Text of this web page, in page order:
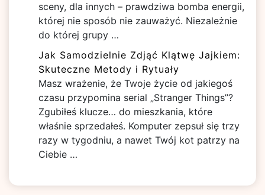
sceny, dla innych – prawdziwa bomba energii,
której nie sposób nie zauważyć. Niezależnie
do której grupy …
Jak Samodzielnie Zdjąć Klątwę Jajkiem:
Skuteczne Metody i Rytuały
Masz wrażenie, że Twoje życie od jakiegoś
czasu przypomina serial „Stranger Things”?
Zgubiłeś klucze… do mieszkania, które
właśnie sprzedałeś. Komputer zepsuł się trzy
razy w tygodniu, a nawet Twój kot patrzy na
Ciebie …